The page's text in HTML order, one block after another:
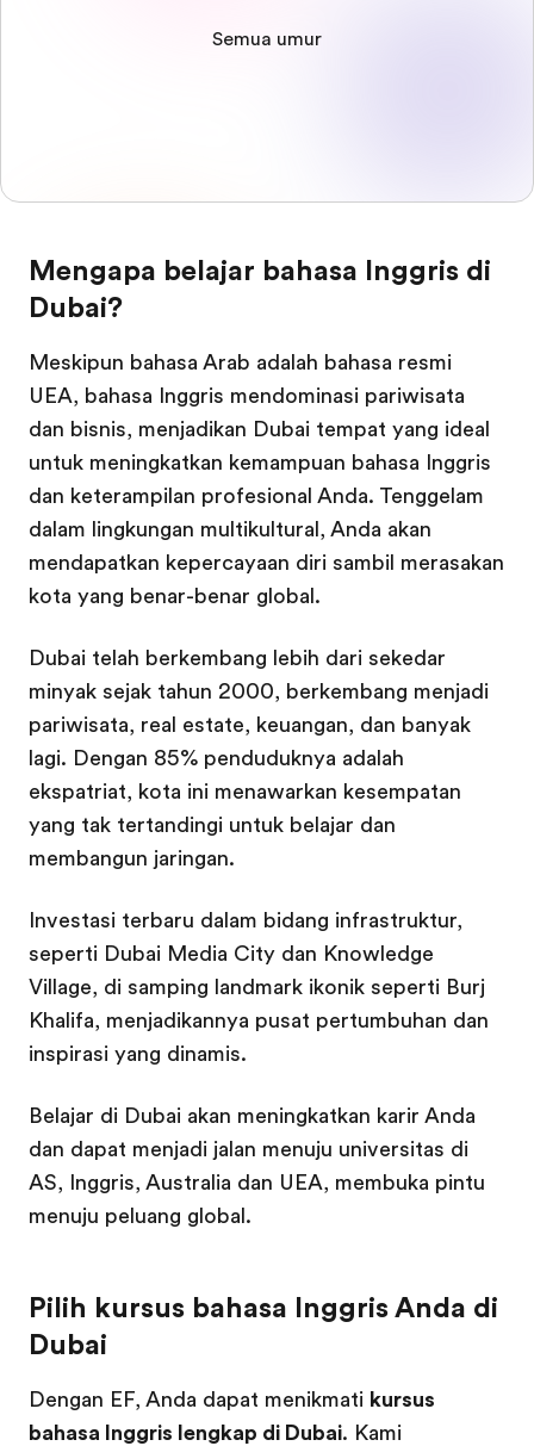
Semua umur
Mengapa belajar bahasa Inggris di
Dubai?
Meskipun bahasa Arab adalah bahasa resmi
UEA, bahasa Inggris mendominasi pariwisata
dan bisnis, menjadikan Dubai tempat yang ideal
untuk meningkatkan kemampuan bahasa Inggris
dan keterampilan profesional Anda. Tenggelam
dalam lingkungan multikultural, Anda akan
mendapatkan kepercayaan diri sambil merasakan
kota yang benar-benar global.
Dubai telah berkembang lebih dari sekedar
minyak sejak tahun 2000, berkembang menjadi
pariwisata, real estate, keuangan, dan banyak
lagi. Dengan 85% penduduknya adalah
ekspatriat, kota ini menawarkan kesempatan
yang tak tertandingi untuk belajar dan
membangun jaringan.
Investasi terbaru dalam bidang infrastruktur,
seperti Dubai Media City dan Knowledge
Village, di samping landmark ikonik seperti Burj
Khalifa, menjadikannya pusat pertumbuhan dan
inspirasi yang dinamis.
Belajar di Dubai akan meningkatkan karir Anda
dan dapat menjadi jalan menuju universitas di
AS, Inggris, Australia dan UEA, membuka pintu
menuju peluang global.
Pilih kursus bahasa Inggris Anda di
Dubai
Dengan EF, Anda dapat menikmati kursus
bahasa Inggris lengkap di Dubai. Kami